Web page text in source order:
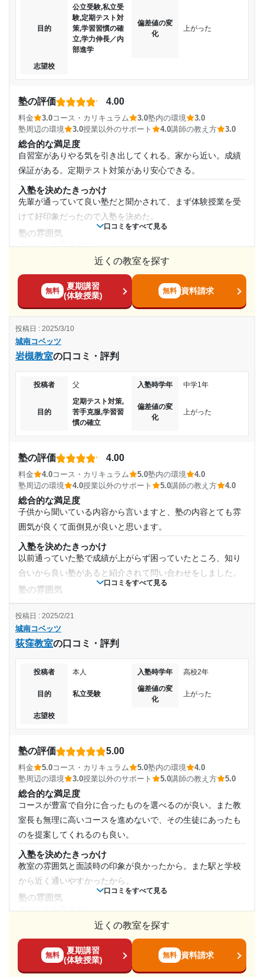
いるように思えない。
志望校と合格状況
第一志望校：
城南コベッツ たまプラーザ教室の口コミをもっと見る
通年
1日あたりの授業時間
1時間～2時間未満
月額料金
10,001円〜20,000円
目的の達成度
まだ学力向上は道半ばといったところだから。週に1度
は家以外で勉強することにより学習習慣は多少ついたと
志望校と合格状況
で理解が深まるコースであった
講師の教え方
教える側がテクニックうんぬんではなく、継続性や反復性を
重視することを説いてくれたこと
塾内の環境
塾周辺の環境
自転車で通いやすい立地であったこととと、安全なルートで
あったことと、総合的な立地条件を判断して
授業以外のサポート
(相談・面談、家庭学習のサポート、授業以外のコミュニケーション等)
授業とプラスしてやる気にさせてくれたことが結果として合
格できたので評価としています
利用詳細
通塾期間
入塾時の学年
受講コース
通年
通塾頻度
週2日
1時間～2時間未満
月額料金
目的の達成度
達成
希望する学校に向かって学力を伸ばすプロセスと結果と
して無事に合格できたので達成出来たと考えている
志望校と合格状況
第一志望校：合格
第三志望校：
口コミをすべて見る
目的
公立受験,私立受
験,定期テスト対
策,学習習慣の確
立,学力伸長／内
部進学
偏差値の変
化
上がった
志望校
塾の評価 4.00
料金 3.0コース・カリキュラム 3.0塾内の環境
3.0
塾周辺の環境
3.0授業以外のサポート 4.0講師の教え方 3.0
総合的な満足度
自習室がありやる気を引き出してくれる。家から近い。成績
保証がある。定期テスト対策があり安心できる。
入塾を決めたきっかけ
先輩が通っていて良い塾だと聞かされて、まず体験授業を受
けて好印象だったので入塾を決めた。
塾の雰囲気
高校受験の際は1週間で2回の授業で50,000円に近い授業代で
高いと思ったが大体そのくらいが妥当と聞いて驚いていた。
コース・カリキュラム
の対面授業で集中できると思うが見たことは無いので詳しく
はわからない。
講師の教え方
機感を持たせてくれる。一軒家の自習室があり好きなときに
好きなだけ勉強して欲しいと言ってくれる。
塾周辺の環境
駅前で人通りが多いが、ファーストフードやコンビニが近く
にあり、捕食には困らなそう。
授業以外のサポート
(相談・面談、家庭学習のサポート、授業以外のコミュニケーション等)
コミュニケーションを沢山取ってくれて、親も交えた面談も
沢山行なってくれる。スマホで入塾と退塾を知らせてくれる
ので安心。
利用詳細
通塾期間
2022年9月〜通塾中 (投稿日時点)
入塾時の学年
中学1年
受講コース
通塾頻度
週1日
1日あたりの授業時間
1時間～2時間未満
月額料金
20,001円〜30,000円
目的の達成理由
近くの教室を探す
無料
夏期講習
(体験授業)
無料 資料請求
口コミをすべて見る
城南コベッツ
岩槻教室の口コミ・評判
投稿日 : 2025/3/10
投稿者 父 入塾時学年 中学1年
目的
定期テスト対策,
苦手克服,学習習
慣の確立
偏差値の変
化
上がった
塾の評価 4.00
料金 4.0コース・カリキュラム 5.0塾内の環境
4.0
塾周辺の環境
4.0授業以外のサポート 5.0講師の教え方 4.0
総合的な満足度
子供から聞いている内容から言いますと、塾の内容とても雰
囲気が良くて面倒見が良いと思います。
入塾を決めたきっかけ
以前通っていた塾で成績が上がらず困っていたところ、知り
合いから良い塾があると紹介されて問い合わせをしました。
塾の雰囲気
料金
個別指導なので金額は普通だと思う。安すぎて成績が上がら
ないよりは成績を上げる為にしっかりした所で決めたから良
コース・カリキュラム
個別指導なので苦手な教科の対策には効果的です。カリキュ
講師の教え方
わかりやすくて熱心だと聞いています。
塾内の環境
定期面談で何度か行った時も整理整頓が出来ていて、きれい
に清掃が行き届いています。
塾周辺の環境
住宅街の中で静かで落ち着いています。塾前に駐車場や駐輪
場があり、隣にコンビニもあるので便利です。
授業以外のサポート
(相談・面談、家庭学習のサポート、授業以外のコミュニケーション等)
定期面談で塾長が熱心に子供に将来のことや勉強のことを話
してくれるので、親から話さなくて済むので助かります。
利用詳細
2022年4月〜通塾中 (投稿日時点)
入塾時の学年
口コミをすべて見る
城南コベッツ
荻窪教室の口コミ・評判
投稿日 : 2025/2/21
投稿者 本人 入塾時学年 高校2年
目的 私立受験
偏差値の変
化
上がった
志望校
塾の評価 5.00
料金 5.0コース・カリキュラム 5.0塾内の環境
4.0
塾周辺の環境
3.0授業以外のサポート 5.0講師の教え方 5.0
総合的な満足度
コースが豊富で自分に合ったものを選べるのが良い。また教
室長も無理に高いコースを進めないで、その生徒にあったも
のを提案してくれるのも良い。
入塾を決めたきっかけ
教室の雰囲気と面談時の印象が良かったから。また駅と学校
から近く通いやすかったから。
塾の雰囲気
他の塾より料金が安いと感じる。またそこまで高くないコー
スもあるので、金銭的な面でも比較的安心して通うことがで
きる
近くの教室を探す
無料
夏期講習
(体験授業)
無料 資料請求